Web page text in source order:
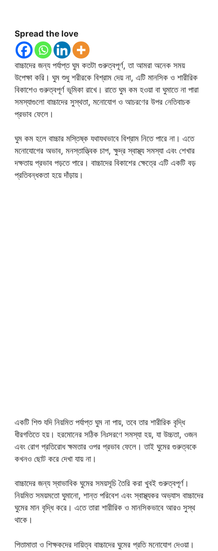
Spread the love
বাচ্চাদের জন্য পর্যাপ্ত ঘুম কতটা গুরুত্বপূর্ণ, তা আমরা অনেক সময়
উপেক্ষা করি। ঘুম শুধু শরীরকে বিশ্রাম দেয় না, এটি মানসিক ও শারীরিক
বিকাশেও গুরুত্বপূর্ণ ভূমিকা রাখে। রাতে ঘুম কম হওয়া বা ঘুমাতে না পারা
সমস্যাগুলো বাচ্চাদের সুস্থতা, মনোযোগ ও আচরণের উপর নেতিবাচক
প্রভাব ফেলে।
ঘুম কম হলে বাচ্চার মস্তিষ্ক যথাযথভাবে বিশ্রাম নিতে পারে না। এতে
মনোযোগের অভাব, মনস্তাত্ত্বিক চাপ, ক্ষুদ্র স্বাস্থ্য সমস্যা এবং শেখার
দক্ষতায় প্রভাব পড়তে পারে। বাচ্চাদের বিকাশের ক্ষেত্রে এটি একটি বড়
প্রতিবন্ধকতা হয়ে দাঁড়ায়।
একটি শিশু যদি নিয়মিত পর্যাপ্ত ঘুম না পায়, তবে তার শারীরিক বৃদ্ধি
ধীরগতিতে হয়। হরমোনের সঠিক নিঃসরণে সমস্যা হয়, যা উচ্চতা, ওজন
এবং রোগ প্রতিরোধ ক্ষমতার ওপর প্রভাব ফেলে। তাই ঘুমের গুরুত্বকে
কখনও ছোট করে দেখা যায় না।
বাচ্চাদের জন্য স্বাভাবিক ঘুমের সময়সূচি তৈরি করা খুবই গুরুত্বপূর্ণ।
নিয়মিত সময়মতো ঘুমানো, শান্ত পরিবেশ এবং স্বাস্থ্যকর অভ্যাস বাচ্চাদের
ঘুমের মান বৃদ্ধি করে। এতে তারা শারীরিক ও মানসিকভাবে আরও সুস্থ
থাকে।
পিতামাতা ও শিক্ষকদের দায়িত্ব বাচ্চাদের ঘুমের প্রতি মনোযোগ দেওয়া।